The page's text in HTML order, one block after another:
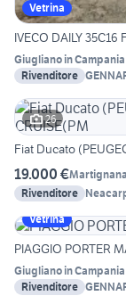
Vetrina
IVECO DAILY
Giugliano in Campania
Rivenditore
26
Fiat Ducato
19.000 €
Rivenditore
Vetrina
PIAGGIO PORTER
Giugliano in Campania
Rivenditore